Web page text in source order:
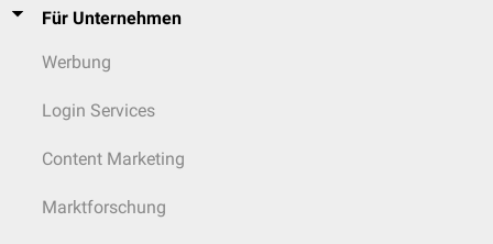
Für Unternehmen
Werbung
Login Services
Content Marketing
Marktforschung